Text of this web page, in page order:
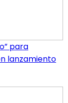
para
lanzamiento